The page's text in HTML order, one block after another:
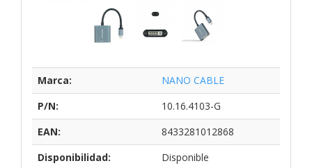
Marca:
NANO CABLE
P/N:
10.16.4103-G
EAN:
8433281012868
Disponibilidad:
Disponible